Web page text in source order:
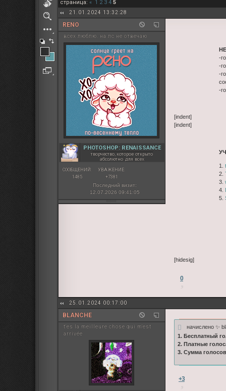
страница: « 1 2 3 4 5
21.01.2024 13:32:28
RENO
всех люблю. на лс не отвечаю
PHOTOSHOP: RENAISSANCE
творчество, которое открыто
абсолютно для всех
СООБЩЕНИЙ:
1485
УВАЖЕНИЕ:
+7381
Последний визит:
12.07.2026 09:41:05
-
-
-
-
[indent]
[indent]
1.
2.
3.
4.
5.
[hidesig]
0
25.01.2024 00:17:00
BLANCHE
t'es la meilleure chose qui m'est
arrivée
начислено ✨
1. Бесплатный
2. Платные
3. Сумма
+3